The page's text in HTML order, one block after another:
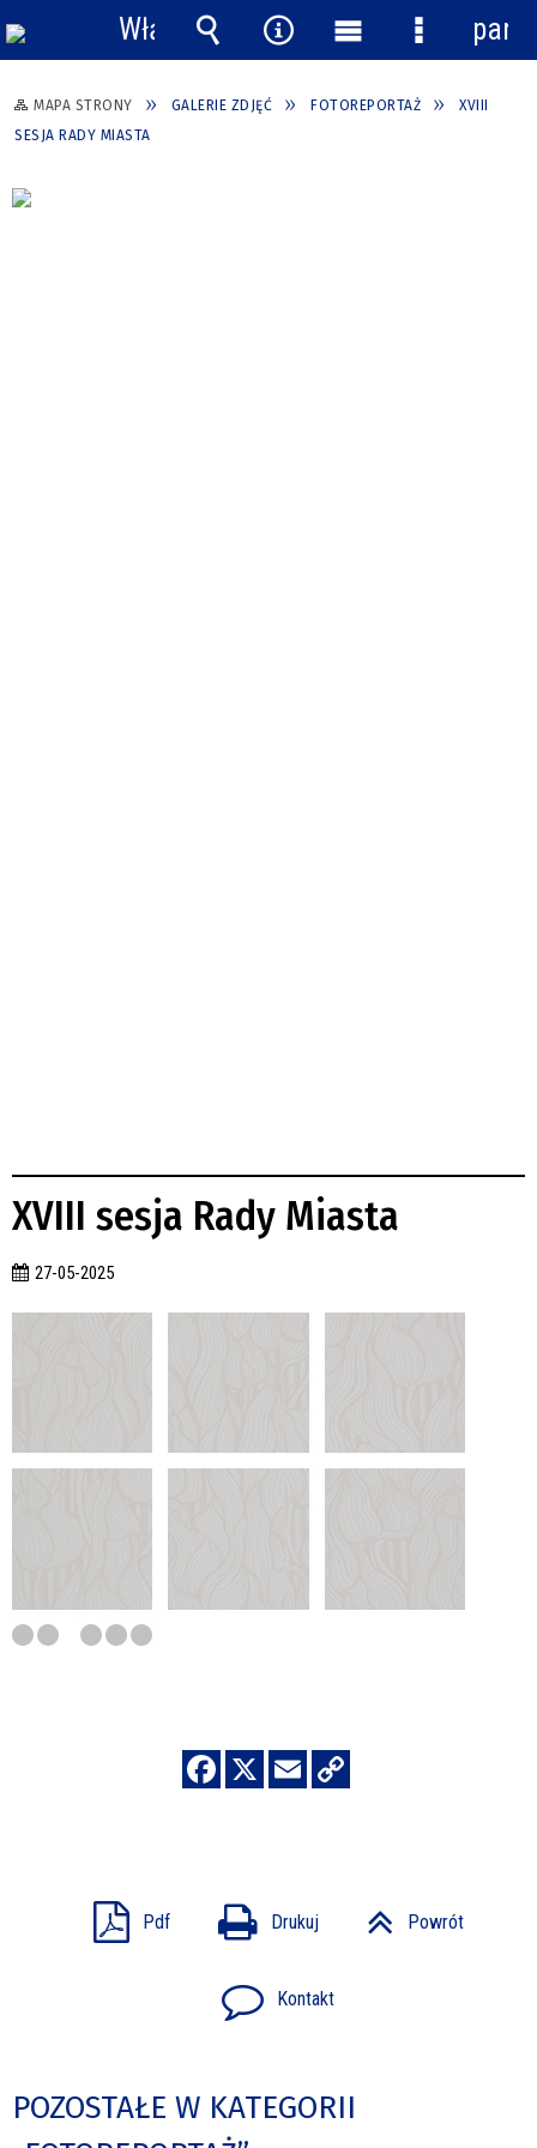
MAPA STRONY GALERIE ZDJĘĆ FOTOREPORTAŻ
XVIII
SESJA RADY MIASTA
XVIII sesja Rady Miasta
27-05-2025
Pdf Drukuj Powrót
Kontakt
POZOSTAŁE W KATEGORII
Włącz
powiadomienia
Wyszukiwarka
Narzędzia
Menu
główne
Menu
panel